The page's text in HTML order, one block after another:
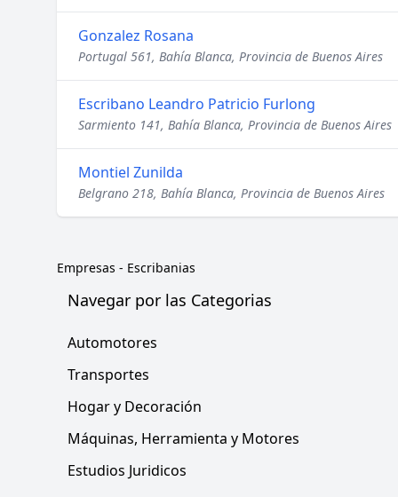
Gonzalez Rosana
Portugal 561, Bahía Blanca, Provincia de Buenos Aires
Escribano Leandro Patricio Furlong
Sarmiento 141, Bahía Blanca, Provincia de Buenos Aires
Montiel Zunilda
Belgrano 218, Bahía Blanca, Provincia de Buenos Aires
Empresas - Escribanias
Navegar por las Categorias
Automotores
Transportes
Hogar y Decoración
Máquinas, Herramienta y Motores
Estudios Juridicos